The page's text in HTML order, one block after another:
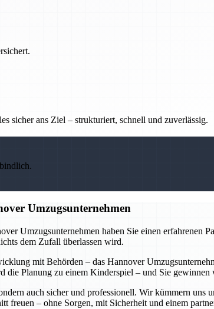
sicher ans Ziel – strukturiert, schnell und zuverlässig.
Umzugsunternehmen
Umzugsunternehmen haben Sie einen erfahrenen
dem Zufall überlassen wird.
mit Behörden – das Hannover
die Planung zu einem Kinderspiel – und Sie
auch sicher und professionell. Wir kümmern
freuen – ohne Sorgen, mit Sicherheit und einem